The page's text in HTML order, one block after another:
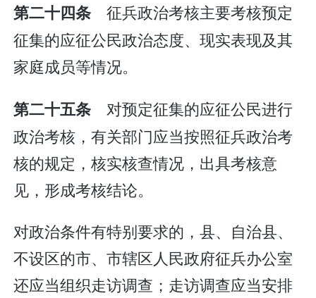
第二十四条 征兵政治考核主要考核预定
征集的应征公民政治态度、现实表现及其
家庭成员等情况。
第二十五条 对预定征集的应征公民进行
政治考核，有关部门应当按照征兵政治考
核的规定，核实核查情况，出具考核意
见，形成考核结论。
对政治条件有特别要求的，县、自治县、
不设区的市、市辖区人民政府征兵办公室
还应当组织走访调查；走访调查应当安排